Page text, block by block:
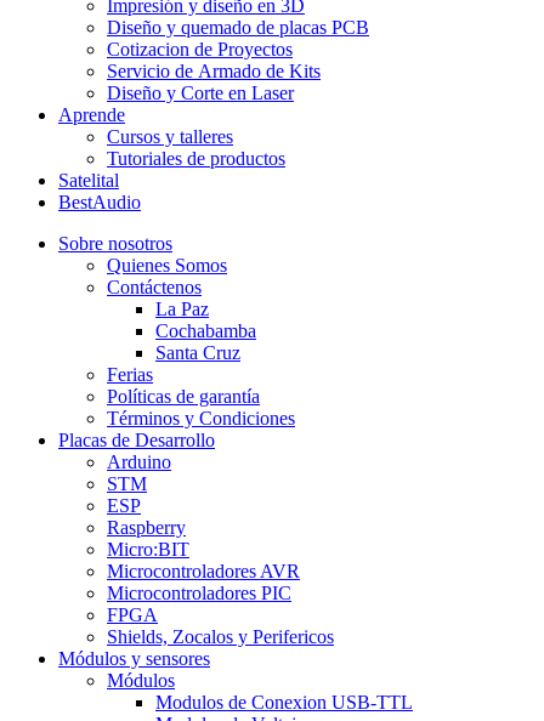
Impresión y diseño en 3D
Diseño y quemado de placas PCB
Cotizacion de Proyectos
Servicio de Armado de Kits
Diseño y Corte en Laser
Aprende
Cursos y talleres
Tutoriales de productos
Satelital
BestAudio
Sobre nosotros
Quienes Somos
Contáctenos
La Paz
Cochabamba
Santa Cruz
Ferias
Políticas de garantía
Términos y Condiciones
Placas de Desarrollo
Arduino
STM
ESP
Raspberry
Micro:BIT
Microcontroladores AVR
Microcontroladores PIC
FPGA
Shields, Zocalos y Perifericos
Módulos y sensores
Módulos
Modulos de Conexion USB-TTL